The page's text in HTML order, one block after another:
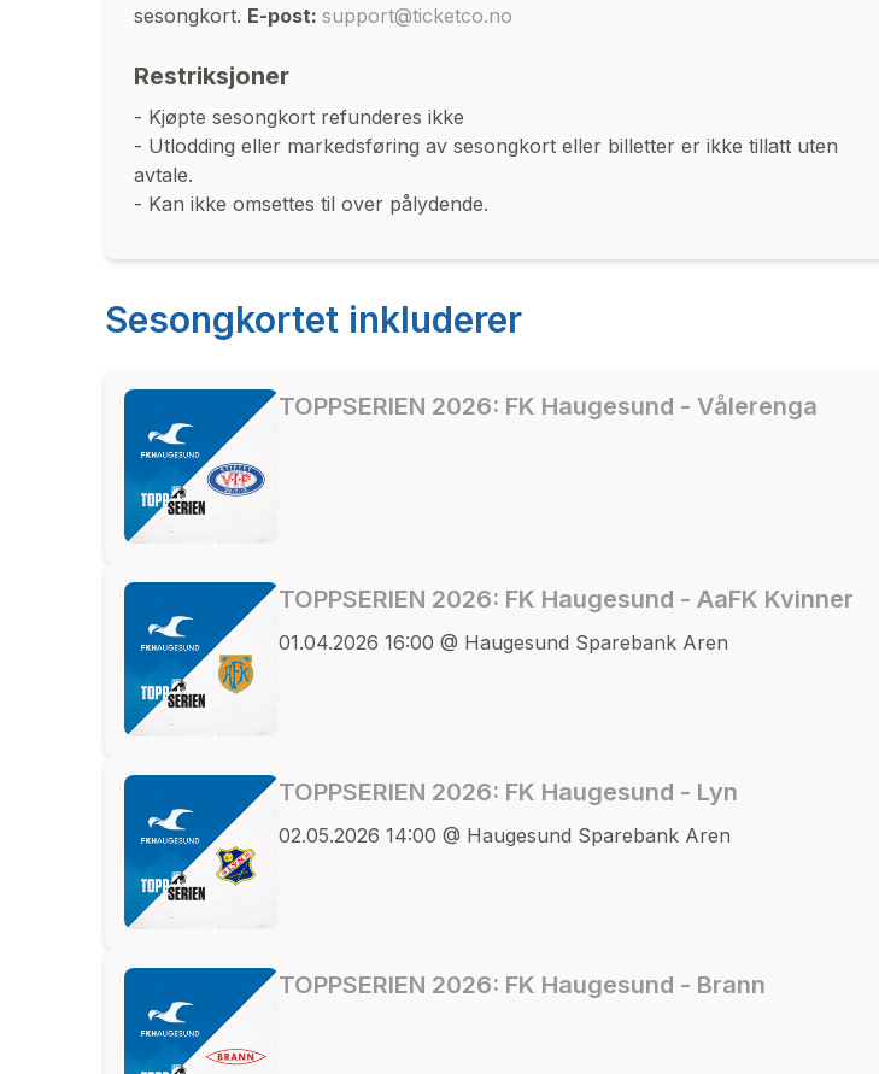
sesongkort. E-post: support@ticketco.no
Restriksjoner
- Kjøpte sesongkort refunderes ikke
- Utlodding eller markedsføring av sesongkort eller billetter er ikke tillatt uten
avtale.
- Kan ikke omsettes til over pålydende.
Sesongkortet inkluderer
TOPPSERIEN 2026: FK Haugesund - Vålerenga
TOPPSERIEN 2026: FK Haugesund - AaFK Kvinner
01.04.2026 16:00 @ Haugesund Sparebank Aren
TOPPSERIEN 2026: FK Haugesund - Lyn
02.05.2026 14:00 @ Haugesund Sparebank Aren
TOPPSERIEN 2026: FK Haugesund - Brann